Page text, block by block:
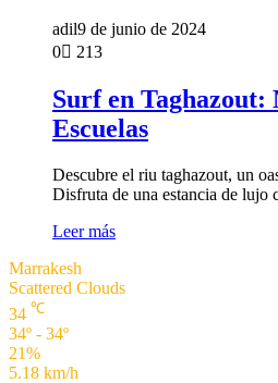
adil9 de junio de 2024
0
213
Surf en Taghazout:
Escuelas
Descubre el riu taghazout, un
Disfruta de una estancia de
Leer más
Marrakesh
Scattered Clouds
34 ℃
34º - 34º
21%
5.18 km/h